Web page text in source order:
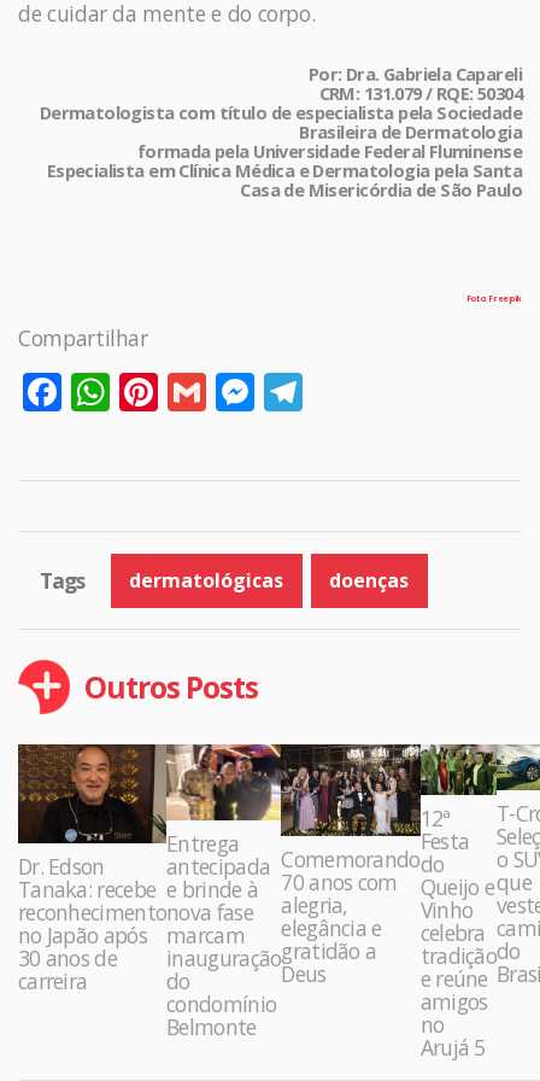
de cuidar da mente e do corpo.
Por: Dra. Gabriela Capareli
CRM: 131.079 / RQE: 50304
Dermatologista com título de especialista pela Sociedade
Brasileira de Dermatologia
formada pela Universidade Federal Fluminense
Especialista em Clínica Médica e Dermatologia pela Santa
Casa de Misericórdia de São Paulo
Foto: Freepik
Compartilhar
Facebook
WhatsApp
Pinterest
GmailMessenger
Tags dermatológicas doenças
Outros Posts
Dr. Edson
Tanaka: recebe
reconhecimento
no Japão após
30 anos de
carreira
Entrega
antecipada
e brinde à
nova fase
marcam
inauguração
do
condomínio
Belmonte
Comemorando
70 anos com
alegria,
elegância e
gratidão a
Deus
12ª
Festa
do
Queijo e
Vinho
celebra
tradição
e reúne
amigos
no
Arujá 5
T-
o
que
do